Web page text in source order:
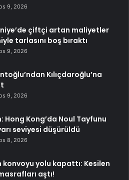
9, 2026
çiftçi artan maliyetler
tarlasını boş bıraktı
9, 2026
Kılıçdaroğlu’na
9, 2026
Hong Kong’da Noul Tayfunu
seviyesi düşürüldü
8, 2026
konvoyu yolu kapattı: Kesilen
aştı!